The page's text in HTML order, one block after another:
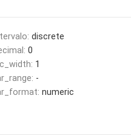
discrete
0
1
-
numeric